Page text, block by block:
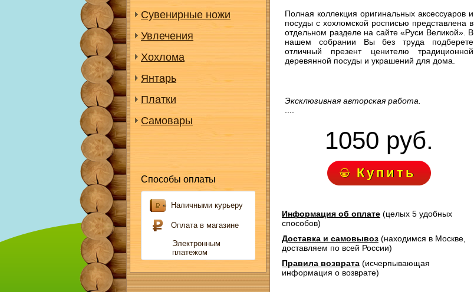
Сувенирные ножи
Увлечения
Хохлома
Янтарь
Платки
Самовары
Способы оплаты
Наличными курьеру
Оплата в магазине
Электронным
платежом
Полная коллекция оригинальных аксессуаров и
посуды с хохломской росписью представлена в
отдельном разделе на сайте «Руси Великой». В
нашем собрании Вы без труда подберете
отличный презент ценителю традиционной
деревянной посуды и украшений для дома.
Эксклюзивная авторская работа.
1050 руб.
Купить
Информация об оплате (целых 5 удобных
способов)
Доставка и самовывоз (находимся в Москве,
доставляем по всей России)
Правила возврата (исчерпывающая
информация о возврате)